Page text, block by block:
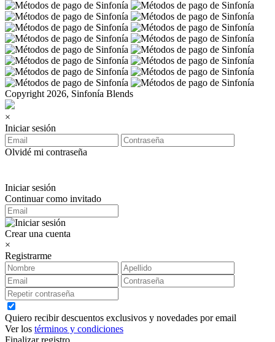
Copyright 2026, Sinfonía Blends
×
Iniciar sesión
Olvidé mi contraseña
Iniciar sesión
Continuar como invitado
Crear una cuenta
×
Registrarme
Quiero recibir descuentos exclusivos y novedades por email
Ver los términos y condiciones
Finalizar registro